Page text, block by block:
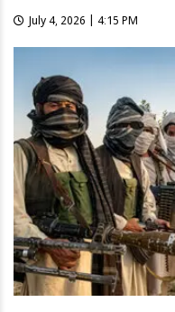
July 4, 2026 | 4:15 PM